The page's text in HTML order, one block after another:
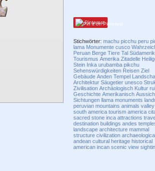
Pinterest
Stichwörter:machu picchu peru
lama Monumente cusco
Peruan Berge Tiere Tal
Tourismus Amerika Zitadelle
Stein Inka urubamba pikchu
Sehenswürdigkeiten Reisen Ziel
Gebäude Anden Tempel
Architektur Säugetier unesco
Zivilisation Archäologisch Kultur
Geschichte Amerikanisch
Sichtungen llama monuments
peruvian mountains animals valley
south america tourism america
sacred stone inca attractions
destination buildings andes
landscape architecture mammal
structure civilization
andean cultural heritage historical
american incan scenic view